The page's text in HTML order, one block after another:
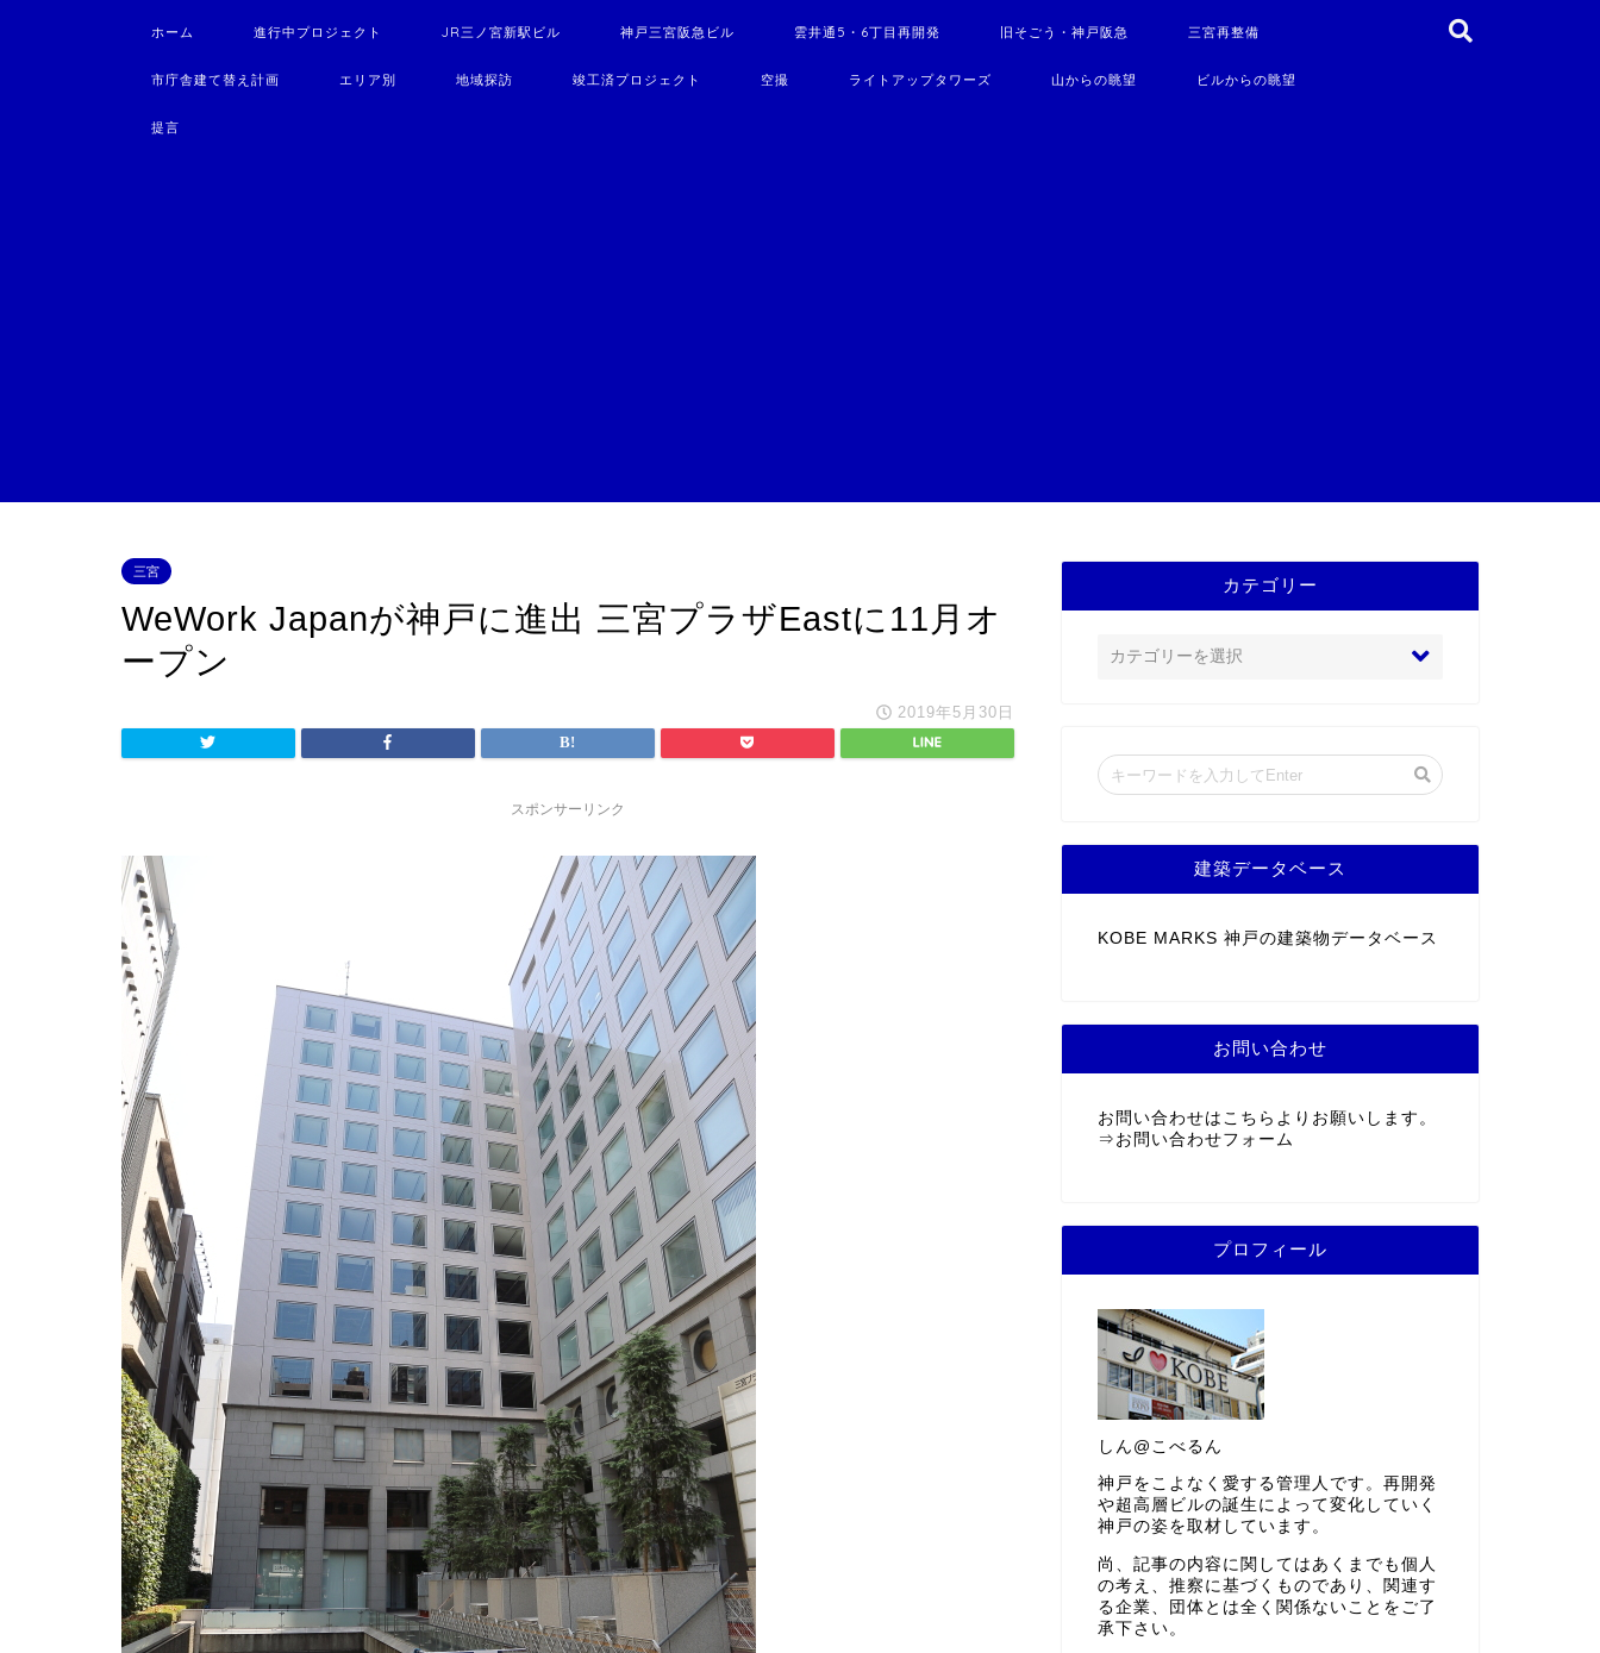
ホーム 進行中プロジェクト JR三ノ宮新駅ビル 神戸三宮阪急ビル 雲井通5・6丁目再開発 旧そごう・神戸阪急 三宮再整備
市庁舎建て替え計画 エリア別 地域探訪 竣工済プロジェクト 空撮 ライトアップタワーズ 山からの眺望 ビルからの眺望
提言
三宮
WeWork Japanが神戸に進出 三宮プラザEastに11月オ
ープン
2019年5月30日
スポンサーリンク
カテゴリー
建築データベース
KOBE MARKS 神戸の建築物データベース
お問い合わせ
お問い合わせはこちらよりお願いします。
⇒ お問い合わせフォーム
プロフィール
しん@こべるん
神戸をこよなく愛する管理人です。再開発
や超高層ビルの誕生によって変化していく
神戸の姿を取材しています。
尚、記事の内容に関してはあくまでも個人
の考え、推察に基づくものであり、関連す
る企業、団体とは全く関係ないことをご了
承下さい。